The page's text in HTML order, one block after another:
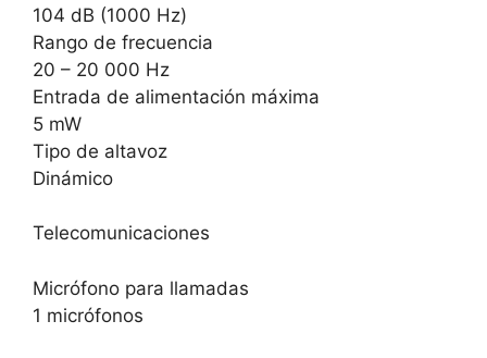
104 dB (1000 Hz)
Rango de frecuencia
20 – 20 000 Hz
Entrada de alimentación máxima
5 mW
Tipo de altavoz
Dinámico
Telecomunicaciones
Micrófono para llamadas
1 micrófonos